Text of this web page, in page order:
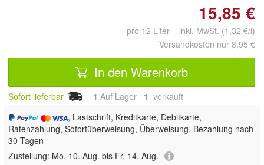
15,85 €
pro 12 Liter inkl. MwSt. (1,32 €/l)
Versandkosten nur 8,95 €
In den Warenkorb
Sofort lieferbar 1 Auf Lager 1 verkauft
, Lastschrift, Kreditkarte, Debitkarte,
Ratenzahlung, Sofortüberweisung, Überweisung, Bezahlung nach
30 Tagen
Zustellung: Mo, 10. Aug. bis Fr, 14. Aug.